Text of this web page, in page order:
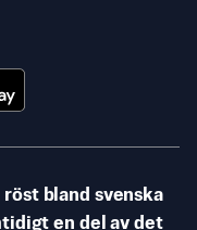
röst bland svenska
en del av det